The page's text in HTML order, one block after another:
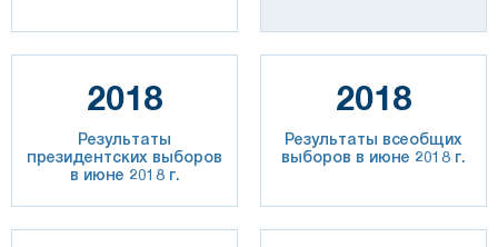
2018
Результаты
президентских выборов
в июне 2018 г.
2018
Результаты всеобщих
выборов в июне 2018 г.